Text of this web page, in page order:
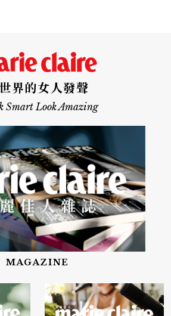
界的女人發聲
Smart Look Amazing
MAGAZINE